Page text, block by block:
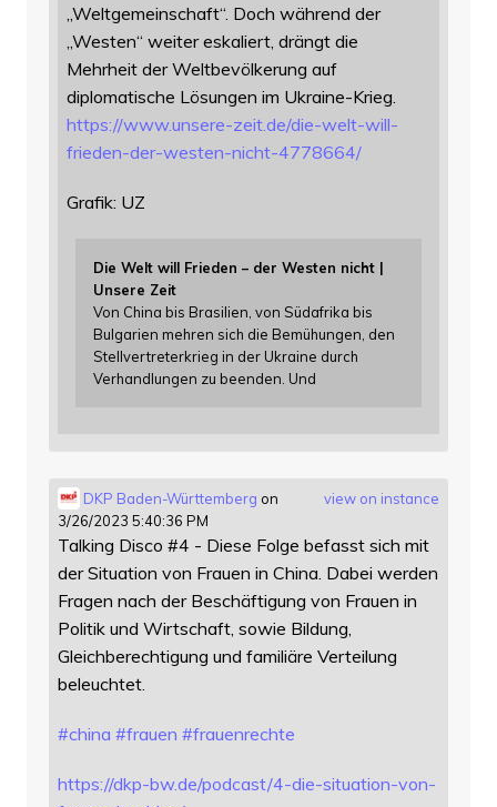
„Weltgemeinschaft“. Doch während der
„Westen“ weiter eskaliert, drängt die
Mehrheit der Weltbevölkerung auf
diplomatische Lösungen im Ukraine-Krieg.
https://www.unsere-zeit.de/die-welt-will-
frieden-der-westen-nicht-4778664/
Grafik: UZ
Die Welt will Frieden – der Westen nicht |
Unsere Zeit
Von China bis Brasilien, von Südafrika bis
Bulgarien mehren sich die Bemühungen, den
Stellvertreterkrieg in der Ukraine durch
Verhandlungen zu beenden. Und
view on instance
DKP Baden-Württemberg on
3/26/2023 5:40:36 PM
Talking Disco #4 - Diese Folge befasst sich mit
der Situation von Frauen in China. Dabei werden
Fragen nach der Beschäftigung von Frauen in
Politik und Wirtschaft, sowie Bildung,
Gleichberechtigung und familiäre Verteilung
beleuchtet.
#china #frauen #frauenrechte
https://dkp-bw.de/podcast/4-die-situation-von-